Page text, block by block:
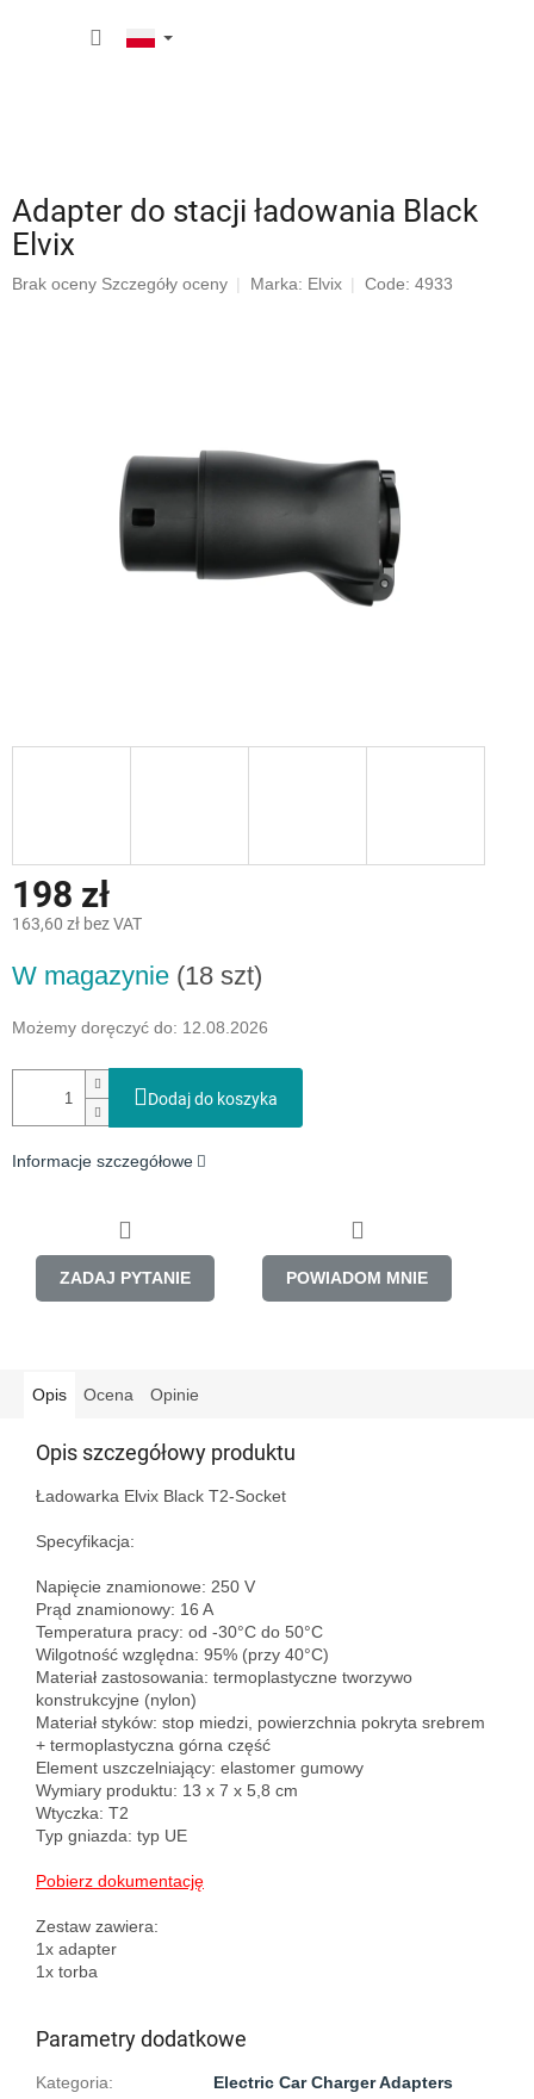
Adapter do stacji ładowania Black
Elvix
Średnia
Brak oceny Szczegóły oceny Marka: Elvix Code: 4933
198 zł
163,60 zł bez VAT
jednostkowa:
W magazynie (18 szt)
Możemy doręczyć do: 12.08.2026
Dodaj do koszyka
Informacje szczegółowe
ZADAJ PYTANIE POWIADOM MNIE
Opis Ocena Opinie
Opis szczegółowy produktu
Ładowarka Elvix Black T2-Socket
Specyfikacja:
Napięcie znamionowe: 250 V
Prąd znamionowy: 16 A
Temperatura pracy: od -30°C do 50°C
Wilgotność względna: 95% (przy 40°C)
Materiał zastosowania: termoplastyczne tworzywo
konstrukcyjne (nylon)
Materiał styków: stop miedzi, powierzchnia pokryta srebrem
+ termoplastyczna górna część
Element uszczelniający: elastomer gumowy
Wymiary produktu: 13 x 7 x 5,8 cm
Wtyczka: T2
Typ gniazda: typ UE
Pobierz dokumentację
Zestaw zawiera:
1x adapter
Parametry dodatkowe
Kategoria:
Electric Car Charger Adapters